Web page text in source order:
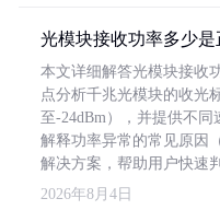
光模块接收功率多少是
本文详细解答光模块接收
点分析千兆光模块的收光
至-24dBm），并提供不
解释功率异常的常见原因
解决方案，帮助用户快速
2026年8月4日